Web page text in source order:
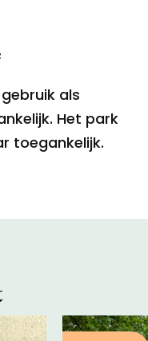
als
Het park
toegankelijk.